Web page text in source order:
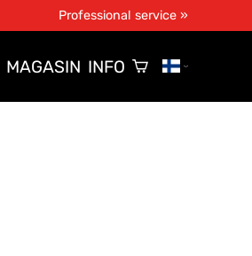
Professional service »
MAGASIN INFO